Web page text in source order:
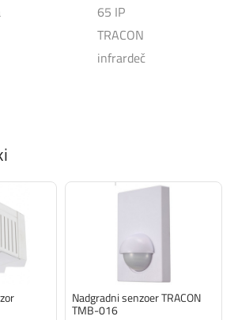
65 IP
TRACON
infrardeč
Nadgradni senzoer TRACON
TMB-016